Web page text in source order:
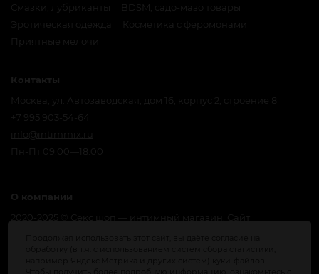
Смазки, лубриканты
BDSM, садо-мазо товары
Эротическая одежда
Косметика с феромонами
Приятные мелочи
Контакты
Москва, ул. Автозаводская, дом 16, корпус 2, строение 8
+7 995 903-54-64
info@intimmix.ru
Пн-Пт 09:00—18:00
О компании